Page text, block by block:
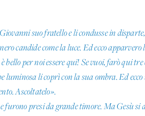
suo fratello e li condusse in
candide come la luce. Ed ecco
bello per noi essere qui! Se vuoi, farò qui
li coprì con la sua ombra. Ed ecco
Ascoltatelo».
presi da grande timore. Ma Gesù si